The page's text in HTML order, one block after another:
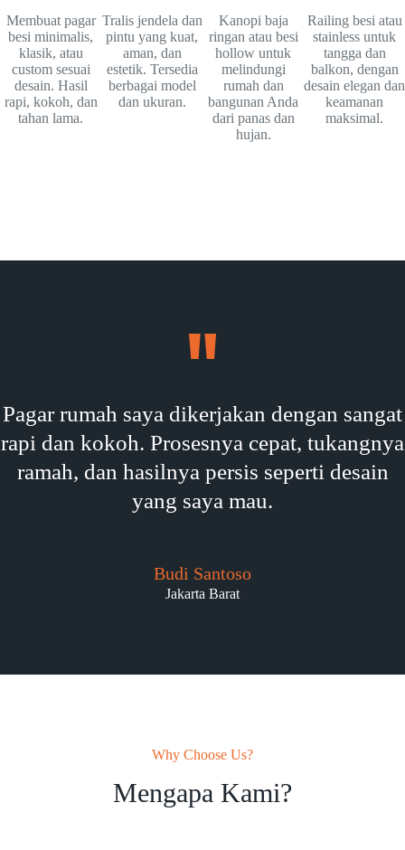
Membuat pagar
besi minimalis,
klasik, atau
custom sesuai
desain. Hasil
rapi, kokoh, dan
tahan lama.
Tralis jendela dan
pintu yang kuat,
aman, dan
estetik. Tersedia
berbagai model
dan ukuran.
Kanopi baja
ringan atau besi
hollow untuk
melindungi
rumah dan
bangunan Anda
dari panas dan
hujan.
Railing besi atau
stainless untuk
tangga dan
balkon, dengan
desain elegan dan
keamanan
maksimal.
Pagar rumah saya dikerjakan dengan sangat
rapi dan kokoh. Prosesnya cepat, tukangnya
ramah, dan hasilnya persis seperti desain
yang saya mau.
Budi Santoso
Jakarta Barat
Why Choose Us?
Mengapa Kami?